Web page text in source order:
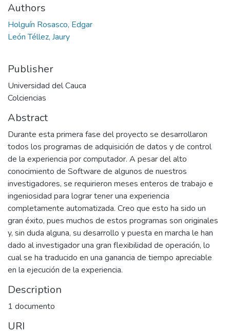
Authors
Holguín Rosasco, Edgar
León Téllez, Jaury
Publisher
Universidad del Cauca
Colciencias
Abstract
Durante esta primera fase del proyecto se desarrollaron
todos los programas de adquisición de datos y de control
de la experiencia por computador. A pesar del alto
conocimiento de Software de algunos de nuestros
investigadores, se requirieron meses enteros de trabajo e
ingeniosidad para lograr tener una experiencia
completamente automatizada. Creo que esto ha sido un
gran éxito, pues muchos de estos programas son originales
y, sin duda alguna, su desarrollo y puesta en marcha le han
dado al investigador una gran flexibilidad de operación, lo
cual se ha traducido en una ganancia de tiempo apreciable
en la ejecución de la experiencia.
Description
1 documento
URI